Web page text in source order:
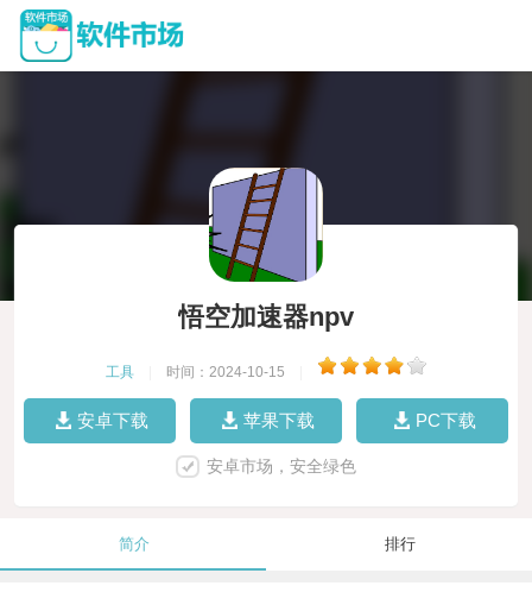
悟空加速器npv
工具 时间：2024-10-15
安卓下载 苹果下载 PC下载
安卓市场，安全绿色
简介 排行